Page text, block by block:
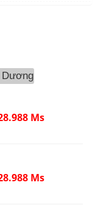
Ms
Ms